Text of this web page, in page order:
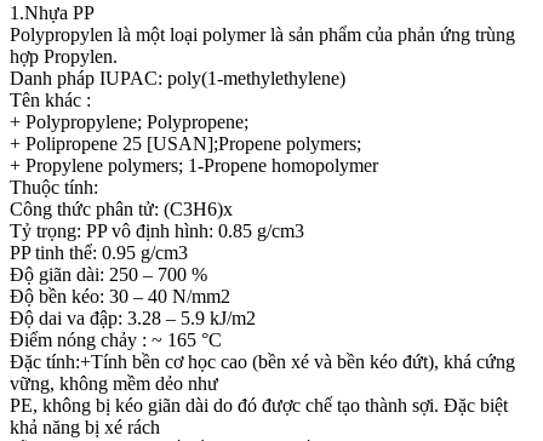
1.Nhựa PP
Polypropylen là một loại polymer là sản phẩm của phản ứng trùng
hợp Propylen.
Danh pháp IUPAC: poly(1-methylethylene)
Tên khác :
+ Polypropylene; Polypropene;
+ Polipropene 25 [USAN];Propene polymers;
+ Propylene polymers; 1-Propene homopolymer
Thuộc tính:
Công thức phân tử: (C3H6)x
Tỷ trọng: PP vô định hình: 0.85 g/cm3
PP tinh thể: 0.95 g/cm3
Độ giãn dài: 250 – 700 %
Độ bền kéo: 30 – 40 N/mm2
Độ dai va đập: 3.28 – 5.9 kJ/m2
Điểm nóng chảy : ~ 165 °C
Đặc tính:+Tính bền cơ học cao (bền xé và bền kéo đứt), khá cứng
vững, không mềm dẻo như
PE, không bị kéo giãn dài do đó được chế tạo thành sợi. Đặc biệt
khả năng bị xé rách